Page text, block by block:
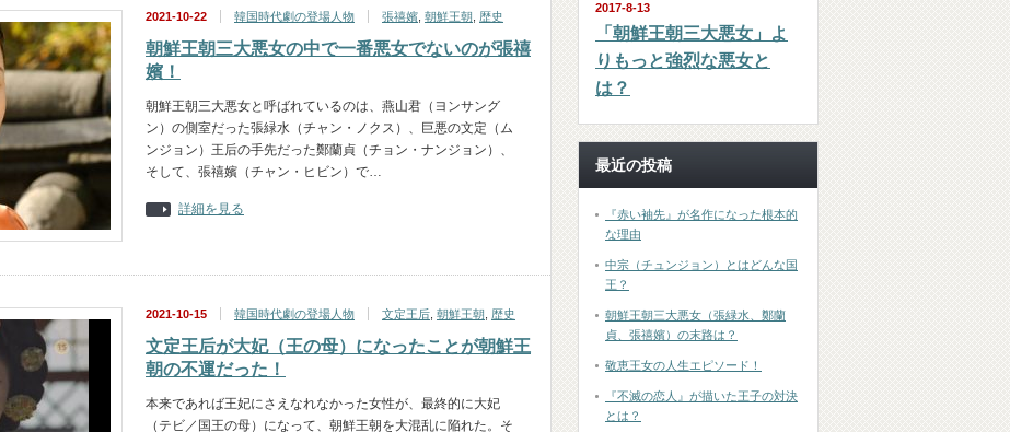
2021-10-22 韓国時代劇の登場人物 張禧嬪 朝鮮王朝 歴史
朝鮮王朝三大悪女の中で一番悪女でないのが張禧
嬪！
朝鮮王朝三大悪女と呼ばれているのは、燕山君（ヨンサング
ン）の側室だった張緑水（チャン・ノクス）、巨悪の文定（ム
ンジョン）王后の手先だった鄭蘭貞（チョン・ナンジョン）、
そして、張禧嬪（チャン・ヒビン）で…
詳細を見る
2021-10-15 韓国時代劇の登場人物 文定王后 朝鮮王朝 歴史
文定王后が大妃（王の母）になったことが朝鮮王
朝の不運だった！
本来であれば王妃にさえなれなかった女性が、最終的に大妃
（テビ／国王の母）になって、朝鮮王朝を大混乱に陥れた。そ
2017-8-13
「朝鮮王朝三大悪女」よ
りもっと強烈な悪女と
は？
最近の投稿
『赤い袖先』が名作になった根本的
な理由
中宗（チュンジョン）とはどんな国
王？
朝鮮王朝三大悪女（張緑水、鄭蘭
貞、張禧嬪）の末路は？
敬恵王女の人生エピソード！
『不滅の恋人』が描いた王子の対決
とは？